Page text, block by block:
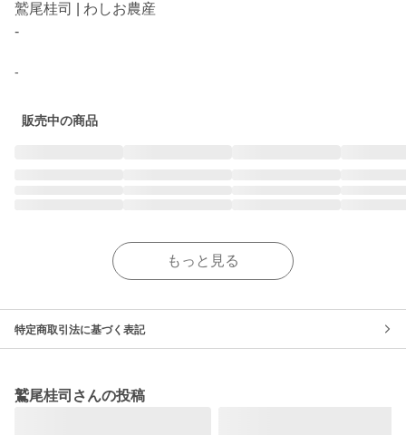
鷲尾桂司 | わしお農産
-
-
販売中の商品
もっと見る
特定商取引法に基づく表記
鷲尾桂司さんの投稿